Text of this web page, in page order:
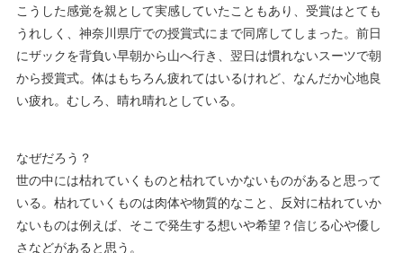
こうした感覚を親として実感していたこともあり、受賞はとても
うれしく、神奈川県庁での授賞式にまで同席してしまった。前日
にザックを背負い早朝から山へ行き、翌日は慣れないスーツで朝
から授賞式。体はもちろん疲れてはいるけれど、なんだか心地良
い疲れ。むしろ、晴れ晴れとしている。
なぜだろう？
世の中には枯れていくものと枯れていかないものがあると思って
いる。枯れていくものは肉体や物質的なこと、反対に枯れていか
ないものは例えば、そこで発生する想いや希望？信じる心や優し
さなどがあると思う。